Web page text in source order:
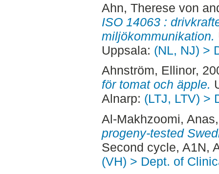
Ahn, Therese von
ISO 14063 :
miljökommunikation.
Uppsala: (NL, NJ) >
Ahnström, Ellinor,
för tomat och äpple.
Alnarp: (LTJ, LTV) >
Al-Makhzoomi, Anas
progeny-tested
Second cycle, A1N,
(VH) > Dept. of